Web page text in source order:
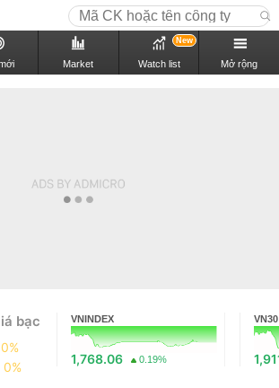
Market Watch list
New
Mở rộng
bạc
0%
0%
VNINDEX
1,768.06 0.19%
VN30